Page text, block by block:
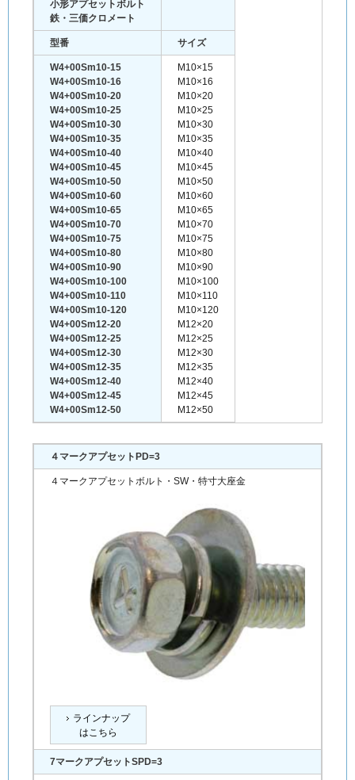
小形アプセットボルト
鉄・三価クロメート
型番 サイズ
W4+00Sm10-15
W4+00Sm10-16
W4+00Sm10-20
W4+00Sm10-25
W4+00Sm10-30
W4+00Sm10-35
W4+00Sm10-40
W4+00Sm10-45
W4+00Sm10-50
W4+00Sm10-60
W4+00Sm10-65
W4+00Sm10-70
W4+00Sm10-75
W4+00Sm10-80
W4+00Sm10-90
W4+00Sm10-100
W4+00Sm10-110
W4+00Sm10-120
W4+00Sm12-20
W4+00Sm12-25
W4+00Sm12-30
W4+00Sm12-35
W4+00Sm12-40
W4+00Sm12-45
W4+00Sm12-50
M10×15
M10×16
M10×20
M10×25
M10×30
M10×35
M10×40
M10×45
M10×50
M10×60
M10×65
M10×70
M10×75
M10×80
M10×90
M10×100
M10×110
M10×120
M12×20
M12×25
M12×30
M12×35
M12×40
M12×45
M12×50
４マークアプセットPD=3
４マークアプセットボルト・SW・特寸大座金
ラインナップ
はこちら
7マークアプセットSPD=3